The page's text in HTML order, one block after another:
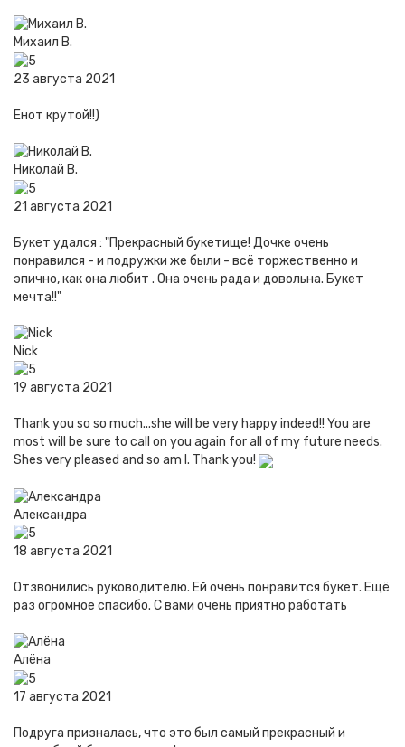
Михаил В.
23 августа 2021
Енот крутой!!)
Николай В.
21 августа 2021
Букет удался : "Прекрасный букетище! Дочке очень
понравился - и подружки же были - всё торжественно и
эпично, как она любит . Она очень рада и довольна. Букет
мечта!!"
Nick
19 августа 2021
Thank you so so much...she will be very happy indeed!! You are
most will be sure to call on you again for all of my future needs.
Shes very pleased and so am I. Thank you!
Александра
18 августа 2021
Отзвонились руководителю. Ей очень понравится букет. Ещё
раз огромное спасибо. С вами очень приятно работать
Алёна
17 августа 2021
Подруга призналась, что это был самый прекрасный и